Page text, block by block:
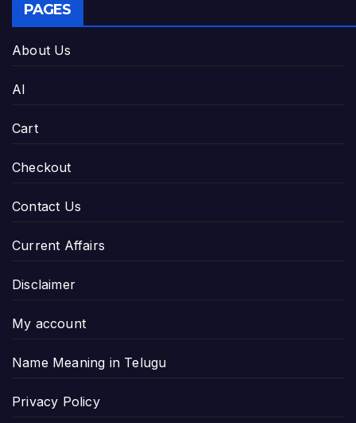
PAGES
About Us
AI
Cart
Checkout
Contact Us
Current Affairs
Disclaimer
My account
Name Meaning in Telugu
Privacy Policy